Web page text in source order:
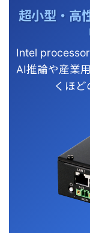
超小型・高
Intel
AI推論や産業
くほど